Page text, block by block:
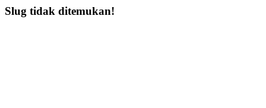
Slug tidak ditemukan!